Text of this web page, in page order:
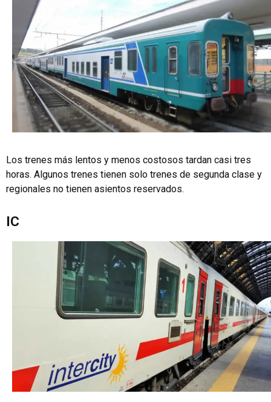
Los trenes más lentos y menos costosos tardan casi tres
horas. Algunos trenes tienen solo trenes de segunda clase y
regionales no tienen asientos reservados.
IC